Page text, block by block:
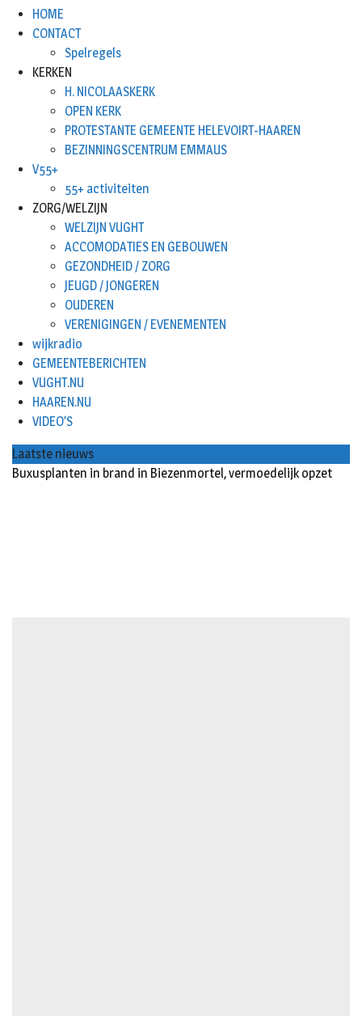
HOME
CONTACT
Spelregels
KERKEN
H. NICOLAASKERK
OPEN KERK
PROTESTANTE GEMEENTE HELEVOIRT-HAAREN
BEZINNINGSCENTRUM EMMAUS
V55+
55+ activiteiten
ZORG/WELZIJN
WELZIJN VUGHT
ACCOMODATIES EN GEBOUWEN
GEZONDHEID / ZORG
JEUGD / JONGEREN
OUDEREN
VERENIGINGEN / EVENEMENTEN
wijkradio
GEMEENTEBERICHTEN
VUGHT.NU
HAAREN.NU
VIDEO’S
Laatste nieuws
Buxusplanten in brand in Biezenmortel, vermoedelijk opzet